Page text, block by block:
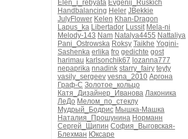
Elen_i_rebyata Evgenij_Ruskich
Handbalancing Heler JBekkie
JulyFlower Kelen Khan-Dragon
Lapus_ka Libertador Lussit Mela-ni
Melody-143 Nam Natalya4455 Nattaliya
Pani_Ostrowska Roksy Taikhe Yogini-
Sashenka erlika fro gedichte gost
harimau karlsonchik67 lozanna777
nepaprika nnadink starry_fairy teyty
vasily_sergeev vesna_2010 Аргона
Граф-С Золотое_кольцо
Катя_Дизайнер_Иванова Лаконика
ЛеДо Мелом_по_стеклу
Мудрый_Бодрис Мышка-Машка
Наталия_Прошунина Норманн
Сергей_Щипин София_Выговская-
Блехман Юксаре